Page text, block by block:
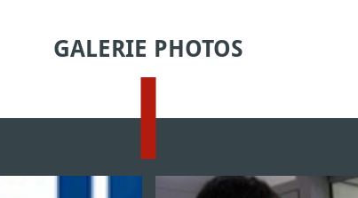
GALERIE PHOTOS